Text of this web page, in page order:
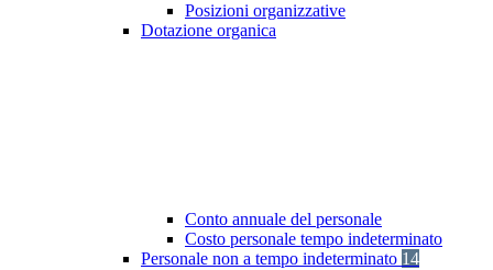
Posizioni organizzative
Dotazione organica
Conto annuale del personale
Costo personale tempo indeterminato
Personale non a tempo indeterminato 14